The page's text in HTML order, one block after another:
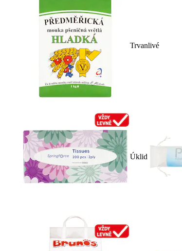
Trvanlivé
Úklid